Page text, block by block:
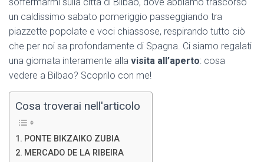
un caldissimo sabato pomeriggio passeggiando tra
piazzette popolate e voci chiassose, respirando tutto ciò
che per noi sa profondamente di Spagna. Ci siamo regalati
una giornata interamente alla visita all’aperto: cosa
vedere a Bilbao? Scoprilo con me!
Cosa troverai nell'articolo
PONTE BIKZAIKO ZUBIA
MERCADO DE LA RIBEIRA